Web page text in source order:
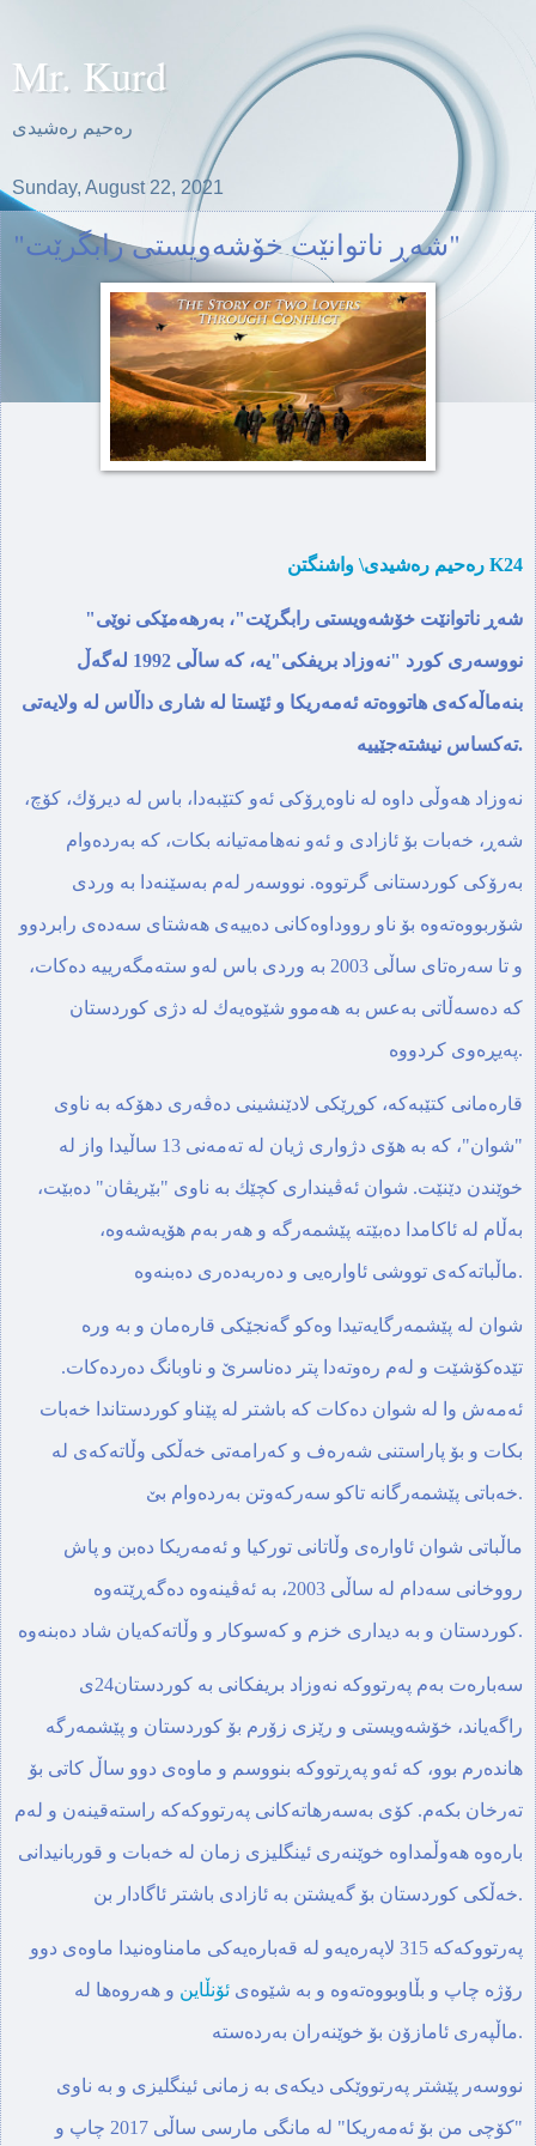
Mr. Kurd
ره‌حیم ره‌شیدی
Sunday, August 22, 2021
"شه‌ڕ ناتوانێت خۆشه‌ویستی رابگرێت"
ره‌حیم ره‌شیدی\ واشنگتن K24
"شه‌ڕ ناتوانێت خۆشه‌ویستی رابگرێت"، به‌رهه‌مێكی نوێی
نووسه‌ری كورد "نه‌وزاد بریفكی"یه،‌ كه‌ ساڵی 1992 له‌گه‌ڵ
بنه‌ماڵه‌كه‌ی هاتووه‌ته‌ ئه‌مه‌ریكا و ئێستا‌ له‌ شاری داڵاس له‌ ولایه‌تی
ته‌كساس نیشته‌جێییه‌.
نه‌وزاد هه‌وڵی داوه‌ له‌ ناوه‌ڕۆكی ئه‌و كتێبه‌‌دا، باس له‌ دیرۆك، كۆچ،
شه‌ڕ، خه‌بات بۆ ئازادی و ئه‌و نه‌هامه‌تیانه‌ بكات،‌ كه‌ به‌رده‌وام
به‌رۆكی كوردستانی گرتووه‌. نووسه‌ر له‌م به‌سێنه‌دا‌ به‌ وردی
شۆربووه‌ته‌وه‌ بۆ ناو رووداوه‌كانی ده‌ییه‌ی هه‌شتای سه‌ده‌ی رابردوو
و تا سه‌ره‌تای ساڵی 2003 به‌ وردی باس له‌و سته‌مگه‌رییه‌‌ ده‌كات،
كه‌ ده‌سه‌ڵاتی به‌عس به‌ هه‌موو شێوه‌یه‌ك له‌ دژی كوردستان
په‌یڕه‌وی كردووه‌.
قاره‌مانی كتێبه‌‌كه‌، كوڕێكی لادێنشینی ده‌ڤه‌ری دهۆكه‌ به‌ ناوی
"شوان"، كه به‌ هۆی دژواری ژیان‌ له‌ ته‌مه‌نی 13 ساڵیدا واز له‌
خوێندن دێنێت. شوان ئه‌ڤینداری كچێك به‌ ناوی "بێریڤان" ده‌بێت،
به‌ڵام له‌ ئاكامدا ده‌بێته‌ پێشمه‌رگه‌ و هه‌ر به‌م هۆیه‌شه‌وه‌،
ماڵباته‌كه‌ی تووشی ئاواره‌یی و ده‌ربه‌ده‌ری ده‌بنه‌وه‌.
شوان له‌ پێشمه‌رگایه‌تیدا وه‌كو گه‌نجێكی قاره‌مان و به‌ وره‌
تێده‌كۆشێت و له‌م ره‌وته‌دا پتر ده‌ناسرێ و ناوبانگ ده‌رده‌كات.
ئه‌مه‌ش وا له‌ شوان ده‌كات كه‌ باشتر له‌ پێناو كوردستاندا خه‌بات
بكات و بۆ پاراستنی شه‌ره‌ف و كه‌رامه‌تی خه‌ڵكی وڵاته‌كه‌ی له‌
خه‌باتی پێشمه‌رگانه‌ تاكو سه‌ركه‌وتن به‌رده‌وام بێ.
ماڵباتی شوان ئاواره‌ی وڵاتانی توركیا و ئه‌مه‌ریكا ده‌بن و پاش
رووخانی سه‌دام له‌ ساڵی 2003، به‌‌ ئه‌ڤینه‌وه‌ ده‌گه‌ڕێته‌وه‌
كوردستان و به‌ دیداری خزم و كه‌سوكار و وڵاته‌كه‌یان شاد ده‌بنه‌وه‌.
سه‌باره‌ت به‌م په‌رتووكه‌ نه‌وزاد بریفكانی به‌ كوردستان24ی
راگه‌یاند، خۆشه‌ویستی و رێزی زۆرم بۆ كوردستان و پێشمه‌رگه‌
هانده‌رم بوو، كه‌ ئه‌و په‌ڕتووكه‌ بنووسم و ماوه‌ی دوو ساڵ كاتی بۆ
ته‌رخان بكه‌م. كۆی به‌سه‌رهاته‌كانی په‌رتووكه‌كه‌ راسته‌قینه‌ن و له‌م
باره‌وه‌ هه‌وڵمداوه‌ خوێنه‌ری ئینگلیزی زمان له‌ خه‌بات و قوربانیدانی
خه‌ڵكی كوردستان بۆ گه‌یشتن به‌ ئازادی باشتر ئاگادار بن.
په‌رتووكه‌كه‌ 315 لاپه‌ره‌یه‌و له‌ قه‌باره‌یه‌كی مامناوه‌نیدا ماوه‌ی دوو
رۆژه‌ چاپ و بڵاوبووه‌ته‌وه ‌و به‌ شێوه‌ی ئۆنڵاین و هه‌روه‌ها‌ له‌
ماڵپه‌ری ئامازۆن بۆ خوێنه‌ران به‌رده‌سته‌.
نووسه‌ر پێشتر په‌رتووێكی دیكه‌ی به‌ زمانی ئینگلیزی و به‌ ناوی
"كۆچی من بۆ ئه‌مه‌ریكا" له مانگی مارسی ساڵی 2017‌ چاپ و